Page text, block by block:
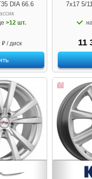
DIA 66.6
>12 шт.
₽ / диск
7x17 5/
11